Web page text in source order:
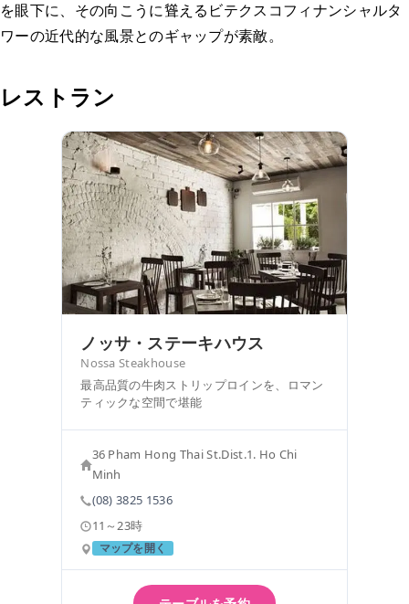
を眼下に、その向こうに聳えるビテクスコフィナンシャルタ
ワーの近代的な風景とのギャップが素敵。
レストラン
ノッサ・ステーキハウス
Nossa Steakhouse
最高品質の牛肉ストリップロインを、ロマン
ティックな空間で堪能
36 Pham Hong Thai St.Dist.1. Ho Chi
Minh
(08) 3825 1536
11～23時
マップを開く